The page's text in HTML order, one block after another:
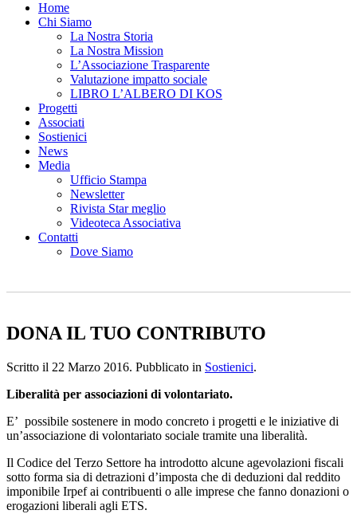
Home
Chi Siamo
La Nostra Storia
La Nostra Mission
L’Associazione Trasparente
Valutazione impatto sociale
LIBRO L’ALBERO DI KOS
Progetti
Associati
Sostienici
News
Media
Ufficio Stampa
Newsletter
Rivista Star meglio
Videoteca Associativa
Contatti
Dove Siamo
DONA IL TUO CONTRIBUTO
Scritto il 22 Marzo 2016. Pubblicato in Sostienici.
Liberalità per associazioni di volontariato.
E’ possibile sostenere in modo concreto i progetti e le iniziative di
un’associazione di volontariato sociale tramite una liberalità.
Il Codice del Terzo Settore ha introdotto alcune agevolazioni fiscali
sotto forma sia di detrazioni d’imposta che di deduzioni dal reddito
imponibile Irpef ai contribuenti o alle imprese che fanno donazioni o
erogazioni liberali agli ETS.